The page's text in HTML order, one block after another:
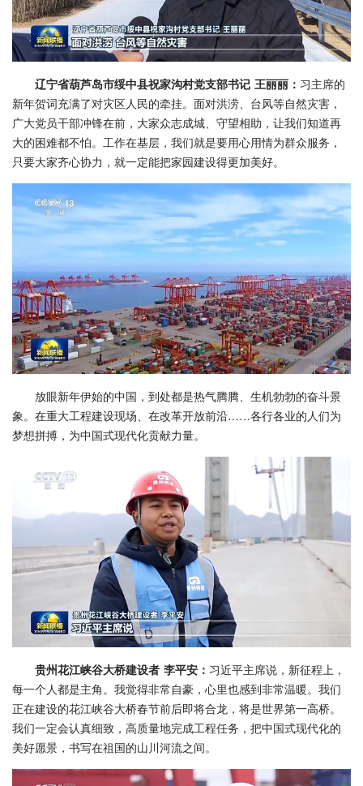
辽宁省葫芦岛市绥中县祝家沟村党支部书记 王丽丽： 习主席的
新年贺词充满了对灾区人民的牵挂。面对洪涝、台风等自然灾害，
广大党员干部冲锋在前，大家众志成城、守望相助，让我们知道再
大的困难都不怕。工作在基层，我们就是要用心用情为群众服务，
只要大家齐心协力，就一定能把家园建设得更加美好。
放眼新年伊始的中国，到处都是热气腾腾、生机勃勃的奋斗景
象。在重大工程建设现场、在改革开放前沿……各行各业的人们为
梦想拼搏，为中国式现代化贡献力量。
贵州花江峡谷大桥建设者 李平安： 习近平主席说，新征程上，
每一个人都是主角。我觉得非常自豪，心里也感到非常温暖。我们
正在建设的花江峡谷大桥春节前后即将合龙，将是世界第一高桥。
我们一定会认真细致，高质量地完成工程任务，把中国式现代化的
美好愿景，书写在祖国的山川河流之间。